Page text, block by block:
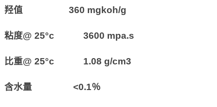
羟值 360 mgkoh/g
粘度@ 25°c 3600 mpa.s
比重@ 25°c 1.08 g/cm3
含水量 <0.1％